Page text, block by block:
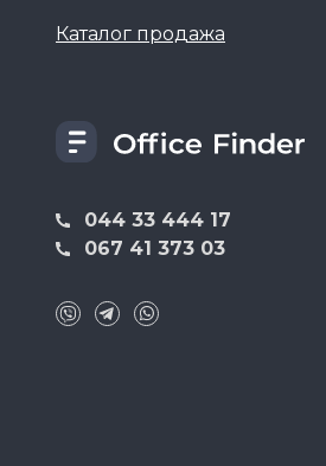
044 33 444 17
067 41 373 03
Каталог продажа